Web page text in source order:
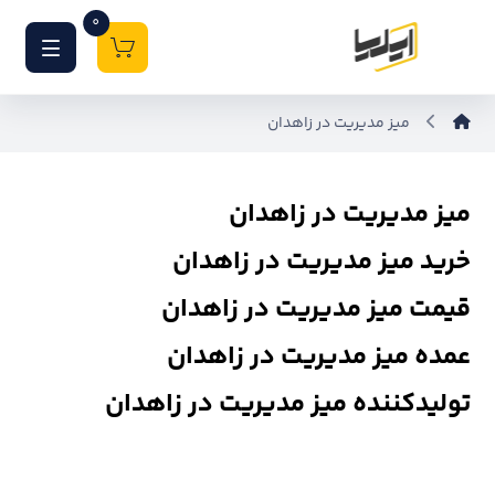
0
میز مدیریت در زاهدان
میز مدیریت در زاهدان
خرید میز مدیریت در زاهدان
قیمت میز مدیریت در زاهدان
عمده میز مدیریت در زاهدان
تولیدکننده میز مدیریت در زاهدان